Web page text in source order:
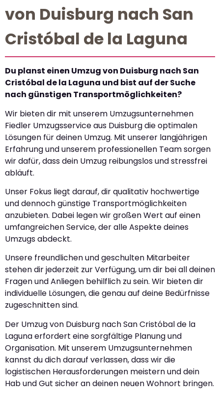
von Duisburg nach San
Cristóbal de la Laguna
Du planst einen Umzug von Duisburg nach San
Cristóbal de la Laguna und bist auf der Suche
nach günstigen Transportmöglichkeiten?
Wir bieten dir mit unserem Umzugsunternehmen
Fiedler Umzugsservice aus Duisburg die optimalen
Lösungen für deinen Umzug. Mit unserer langjährigen
Erfahrung und unserem professionellen Team sorgen
wir dafür, dass dein Umzug reibungslos und stressfrei
abläuft.
Unser Fokus liegt darauf, dir qualitativ hochwertige
und dennoch günstige Transportmöglichkeiten
anzubieten. Dabei legen wir großen Wert auf einen
umfangreichen Service, der alle Aspekte deines
Umzugs abdeckt.
Unsere freundlichen und geschulten Mitarbeiter
stehen dir jederzeit zur Verfügung, um dir bei all deinen
Fragen und Anliegen behilflich zu sein. Wir bieten dir
individuelle Lösungen, die genau auf deine Bedürfnisse
zugeschnitten sind.
Der Umzug von Duisburg nach San Cristóbal de la
Laguna erfordert eine sorgfältige Planung und
Organisation. Mit unserem Umzugsunternehmen
kannst du dich darauf verlassen, dass wir die
logistischen Herausforderungen meistern und dein
Hab und Gut sicher an deinen neuen Wohnort bringen.